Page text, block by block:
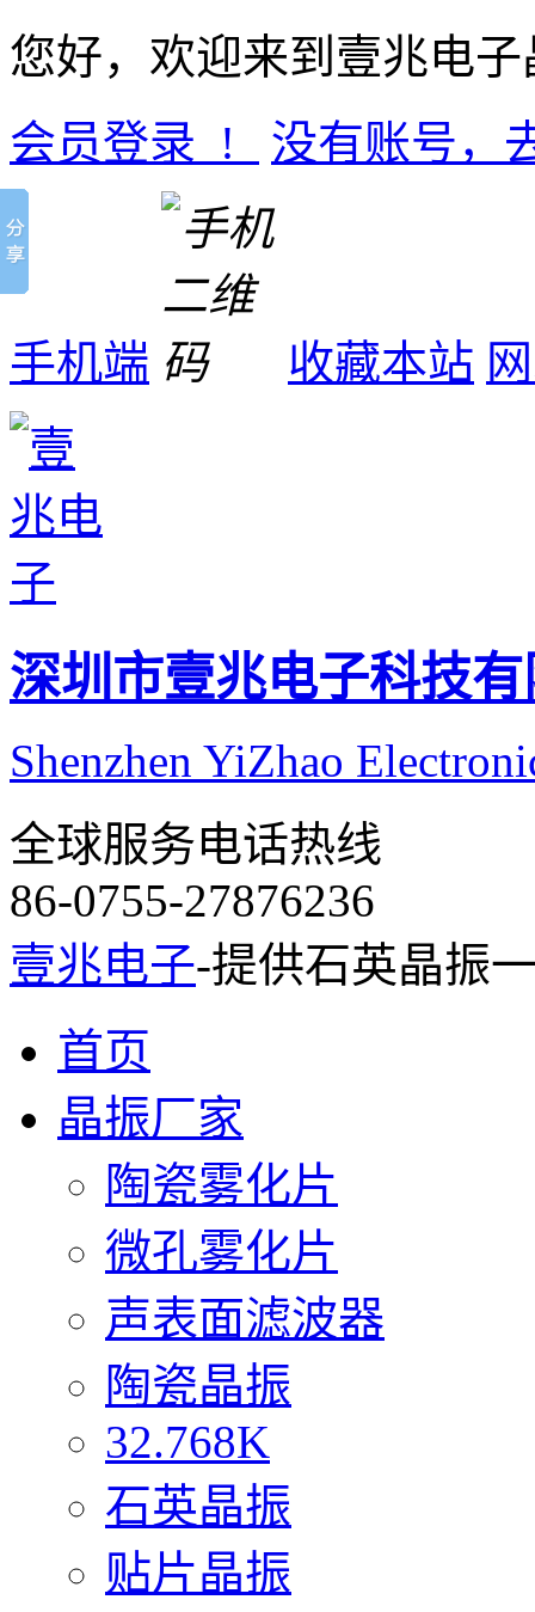
您好，欢迎来到壹兆电
会员登录 !
没有账号，
手机端 收藏本站
深圳市壹兆电子科技
Shenzhen YiZhao
全球服务电话热线
86-0755-27876236
壹兆电子-提供石英晶振
首页
晶振厂家
陶瓷雾化片
微孔雾化片
声表面滤波器
陶瓷晶振
32.768K
石英晶振
贴片晶振